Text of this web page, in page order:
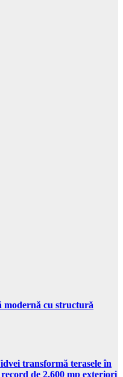
modernă cu structură
transformă terasele în
de 2.600 mp exteriori